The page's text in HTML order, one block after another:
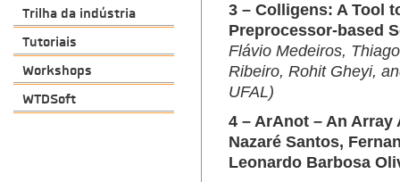
Trilha da indústria
Tutoriais
Workshops
WTDSoft
3 – Colligens: A Tool
Preprocessor-based
Flávio Medeiros,
Ribeiro, Rohit Gheyi,
UFAL)
4 – ArAnot – An
Nazaré Santos,
Leonardo Barbosa